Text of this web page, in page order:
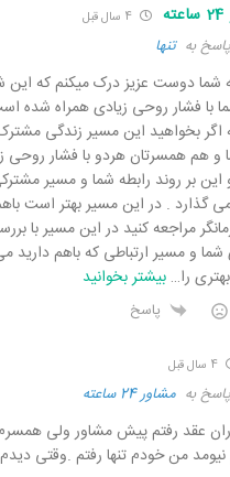
4 سال قبل
پاسخ بهتنها
شما دوست عزیز درک میکنم که این
با فشار روحی زیادی همراه شده
اگر بخواهید این مسیر زندگی
و هم همسرتان هردو با فشار روحی
بر روند رابطه شما و مسیر
گذارد . در این مسیر بهتر است
مراجعه کنید در این مسیر با
و مسیر ارتباطی که باهم دارید
را… بیشتر بخوانید
پاسخ
4 سال قبل
پاسخ به مشاور 24 ساعته
عقد رفتم پیش مشاور ولی
نیومد من خودم تنها رفتم .وقتی